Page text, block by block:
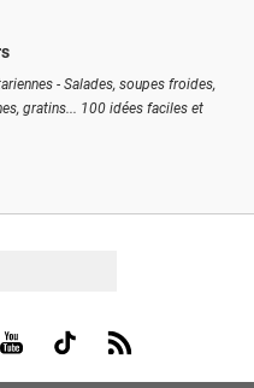
- Salades, soupes froides,
gratins... 100 idées faciles et
Pinterest
Visit us on Youtube
Visit us on Tiktok
Visit us on Rss